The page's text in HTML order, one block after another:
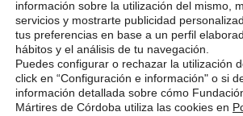
COPYRIGHT 2025 FUNDACIÓN
SANTOS MÁRTIRES, ALL
POLÍTICA DE COOKIES
información sobre la utilización del mismo,
servicios y mostrarte publicidad
tus preferencias en base a un perfil
hábitos y el análisis de tu navegación.
Puedes configurar o rechazar la utilización
click en “Configuración e información" o si
información detallada sobre cómo
Mártires de Córdoba utiliza las cookies en